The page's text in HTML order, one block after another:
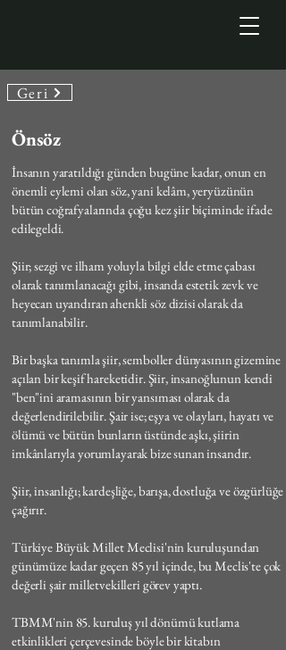
Geri
Önsöz
İnsanın yaratıldığı günden bugüne kadar, onun en
önemli eylemi olan söz, yani kelâm, yeryüzünün
bütün coğrafyalarında çoğu kez şiir biçiminde ifade
edilegeldi.
Şiir; sezgi ve ilham yoluyla bilgi elde etme çabası
olarak tanımlanacağı gibi, insanda estetik zevk ve
heyecan uyandıran ahenkli söz dizisi olarak da
tanımlanabilir.
Bir başka tanımla şiir, semboller dünyasının gizemine
açılan bir keşif hareketidir. Şiir, insanoğlunun kendi
"ben"ini aramasının bir yansıması olarak da
değerlendirilebilir. Şair ise; eşya ve olayları, hayatı ve
ölümü ve bütün bunların üstünde aşkı, şiirin
imkânlarıyla yorumlayarak bize sunan insandır.
Şiir, insanlığı; kardeşliğe, barışa, dostluğa ve özgürlüğe
çağırır.
Türkiye Büyük Millet Meclisi'nin kuruluşundan
günümüze kadar geçen 85 yıl içinde, bu Meclis'te çok
değerli şair milletvekilleri görev yaptı.
TBMM'nin 85. kuruluş yıl dönümü kutlama
etkinlikleri çerçevesinde böyle bir kitabın